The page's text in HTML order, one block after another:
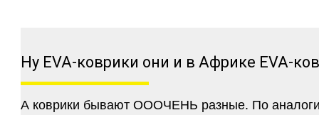
Ну EVA-коврики они и в Африке EVA-
А коврики бывают ОООЧЕНЬ разные. По